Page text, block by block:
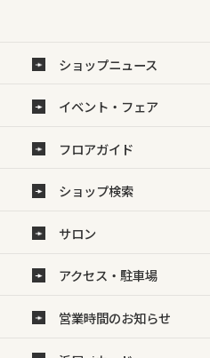
ショップニュース
イベント・フェア
フロアガイド
ショップ検索
サロン
アクセス・駐車場
営業時間のお知らせ